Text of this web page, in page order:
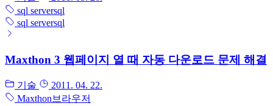
sql serversql
sql serversql
Maxthon 3 웹페이지 열 때 자동 다운로드 문제 해결
기술
2011. 04. 22.
Maxthon브라우저